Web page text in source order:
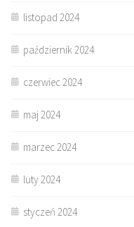
listopad 2024
październik 2024
czerwiec 2024
maj 2024
marzec 2024
luty 2024
styczeń 2024